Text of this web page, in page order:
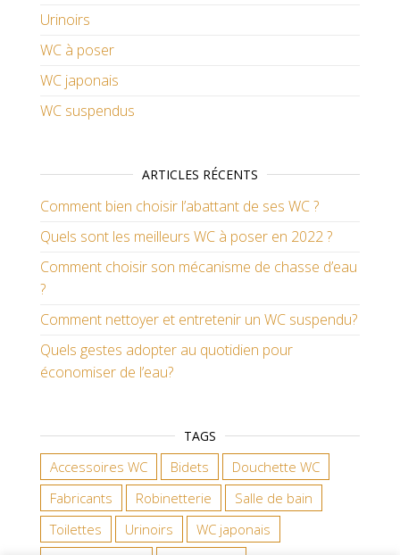
Urinoirs
WC à poser
WC japonais
WC suspendus
ARTICLES RÉCENTS
Comment bien choisir l’abattant de ses WC ?
Quels sont les meilleurs WC à poser en 2022 ?
Comment choisir son mécanisme de chasse d’eau
?
Comment nettoyer et entretenir un WC suspendu?
Quels gestes adopter au quotidien pour
économiser de l’eau?
TAGS
Accessoires WC Bidets
Douchette WC
Fabricants
Robinetterie
Salle de bain
Toilettes
Urinoirs
WC japonais